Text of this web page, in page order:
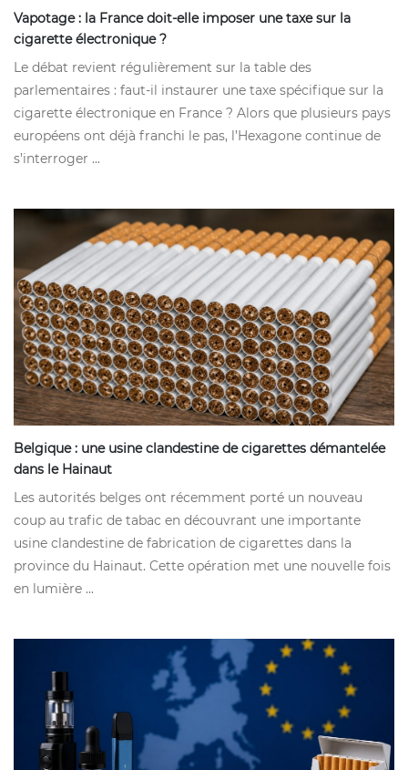
Vapotage : la France doit-elle imposer une taxe sur la
cigarette électronique ?
Le débat revient régulièrement sur la table des
parlementaires : faut-il instaurer une taxe spécifique sur la
cigarette électronique en France ? Alors que plusieurs pays
européens ont déjà franchi le pas, l’Hexagone continue de
s’interroger ...
Belgique : une usine clandestine de cigarettes démantelée
dans le Hainaut
Les autorités belges ont récemment porté un nouveau
coup au trafic de tabac en découvrant une importante
usine clandestine de fabrication de cigarettes dans la
province du Hainaut. Cette opération met une nouvelle fois
en lumière ...